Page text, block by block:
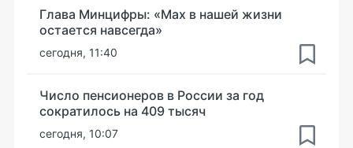
Глава Минцифры: «Мах в нашей жизни
остается навсегда»
сегодня, 11:40
Число пенсионеров в России за год
сократилось на 409 тысяч
сегодня, 10:07